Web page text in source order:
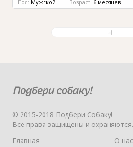
Пол: Мужской Возраст: 6 месяцев
© 2015-2018 Подбери Собаку!
Все права защищены и охраняются.
Главная
О нас